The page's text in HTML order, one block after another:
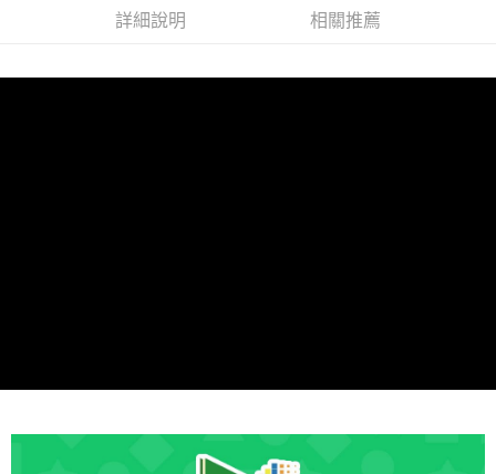
４．使用「AFTEE先享後付」時，將依據個別帳號之用戶狀況，依本公司即
５．嚴禁一人註冊多個帳號或使用他人資訊註冊。若發現惡意使用之情形，
詳細說明 相關推薦